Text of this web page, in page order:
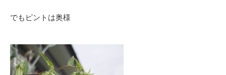
でもピントは奥様